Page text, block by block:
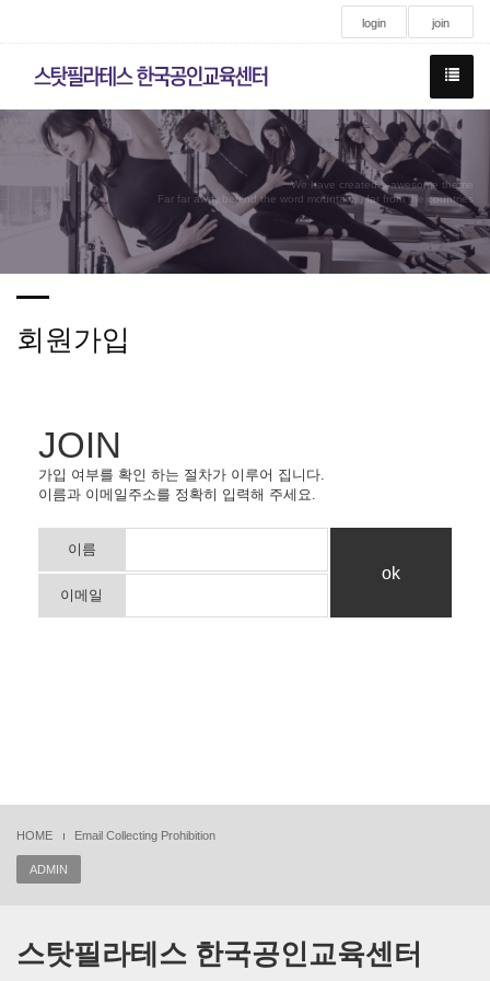
login join
We have created a awesome theme
Far far away,behind the word mountains, far from the countries
회원가입
JOIN
가입 여부를 확인 하는 절차가 이루어 집니다.
이름과 이메일주소를 정확히 입력해 주세요.
이름
이메일
HOME Email Collecting Prohibition
ADMIN
스탓필라테스 한국공인교육센터